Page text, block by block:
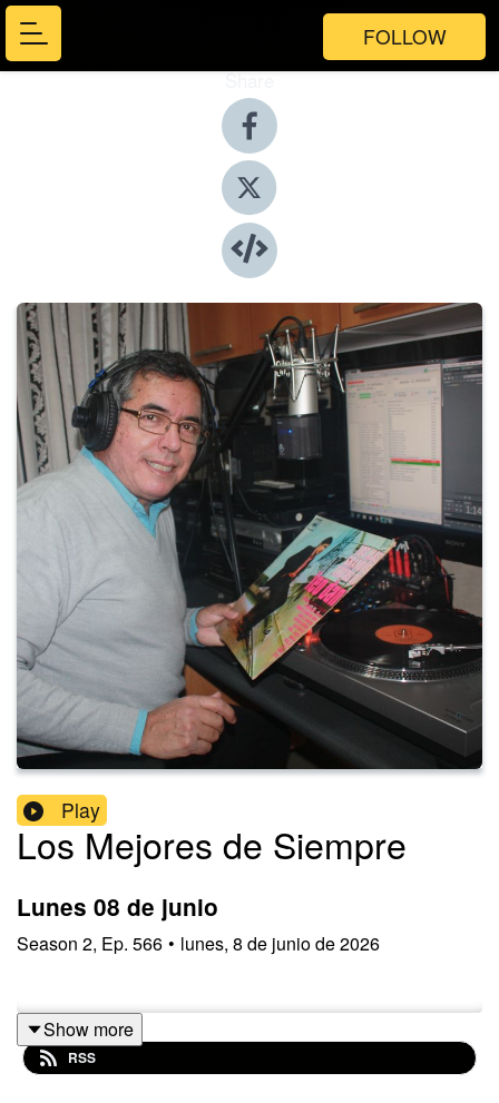
FOLLOW
Share
Play
Los Mejores de Siempre
Lunes 08 de junio
Season 2, Ep. 566 • lunes, 8 de junio de 2026
Show more
RSS